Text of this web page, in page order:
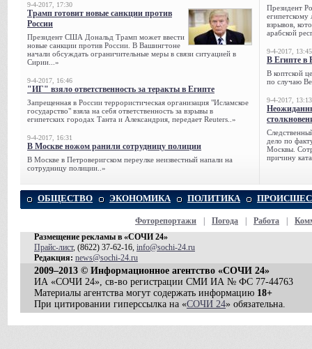
9-4-2017, 17:30
Трамп готовит новые санкции против
России
Президент США Дональд Трамп может ввести
новые санкции против России. В Вашингтоне
начали обсуждать ограничительные меры в связи ситуацией в
Сирии...»
9-4-2017, 16:46
"ИГ" взяло ответственность за теракты в Египте
Запрещенная в России террористическая организация "Исламское
государство" взяла на себя ответственность за взрывы в
египетских городах Танта и Александрия, передает Reuters..»
9-4-2017, 16:31
В Москве ножом ранили сотрудницу полиции
В Москве в Петроверигском переулке неизвестный напали на
сотрудницу полиции..»
Президент
египетскому
взрывов,
арабской
9-4-2017, 13:45
В Египте в
В коптской
по случаю
9-4-2017, 13:13
дело по
Москвы.
причину
ОБЩЕСТВО ЭКОНОМИКА ПОЛИТИКА
Фоторепортажи Погода Работа
Размещение рекламы в «СОЧИ 24»
Прайс-лист, (8622) 37-62-16, info@sochi-24.ru
Редакция: news@sochi-24.ru
2009–2013 © Информационное агентство «СОЧИ 24»
ИА «СОЧИ 24», св-во регистрации СМИ ИА № ФС 77-44763
Материалы агентства могут содержать информацию 18+
При цитировании гиперссылка на «СОЧИ 24» обязательна.